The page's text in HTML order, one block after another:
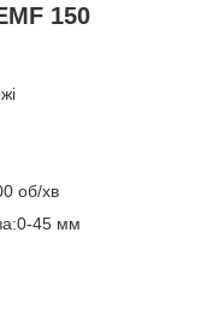
150
об/хв
45 мм